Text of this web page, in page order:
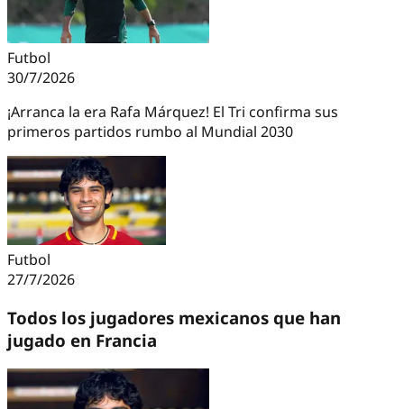
Futbol
30/7/2026
¡Arranca la era Rafa Márquez! El Tri confirma sus
primeros partidos rumbo al Mundial 2030
Futbol
27/7/2026
Todos los jugadores mexicanos que han
jugado en Francia